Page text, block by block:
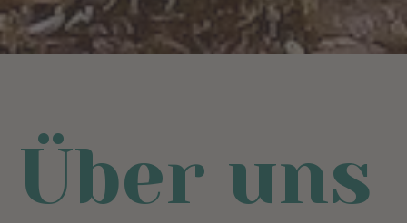
Über uns